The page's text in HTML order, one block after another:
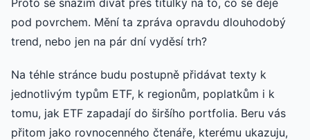
pod povrchem. Mění ta zpráva opravdu dlouhodobý
trend, nebo jen na pár dní vyděsí trh?
Na téhle stránce budu postupně přidávat texty k
jednotlivým typům ETF, k regionům, poplatkům i k
tomu, jak ETF zapadají do širšího portfolia. Beru vás
přitom jako rovnocenného čtenáře, kterému ukazuju,